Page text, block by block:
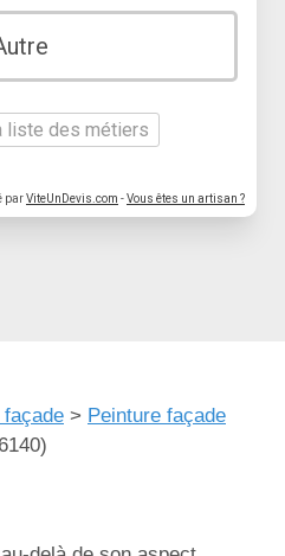
liste des métiers
parViteUnDevis.com -Vous êtes un artisan ?
façade > Peinture façade